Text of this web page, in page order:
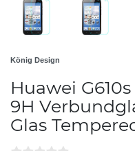
König Design
Huawei
9H
Glas